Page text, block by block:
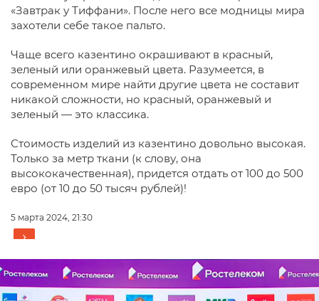
«Завтрак у Тиффани». После него все модницы мира
захотели себе такое пальто.
Чаще всего казентино окрашивают в красный,
зеленый или оранжевый цвета. Разумеется, в
современном мире найти другие цвета не составит
никакой сложности, но красный, оранжевый и
зеленый — это классика.
Стоимость изделий из казентино довольно высокая.
Только за метр ткани (к слову, она
высококачественная), придется отдать от 100 до 500
евро (от 10 до 50 тысяч рублей)!
5 марта 2024, 21:30